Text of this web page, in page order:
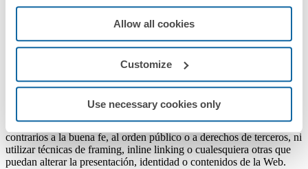
Allow all cookies
Customize
Use necessary cookies only
El establecimiento de enlaces hacia la Web requerirá que el enlace
no perjudique la imagen, reputación o derechos de Simon, del
Grupo Simon o de terceros, ni genere confusión sobre la existencia
de una relación, colaboración, patrocinio o aprobación por parte de
Simon.
No se permite establecer enlaces desde sitios web que contengan
contenidos ilícitos, ofensivos, discriminatorios, engañosos o
contrarios a la buena fe, al orden público o a derechos de terceros, ni
utilizar técnicas de framing, inline linking o cualesquiera otras que
puedan alterar la presentación, identidad o contenidos de la Web.